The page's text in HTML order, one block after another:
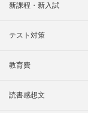
新課程・新入試
テスト対策
教育費
読書感想文